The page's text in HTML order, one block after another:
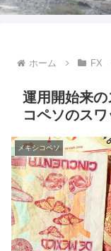
ホーム FX
運用開始来
コペソのスワ
メキシコペソ